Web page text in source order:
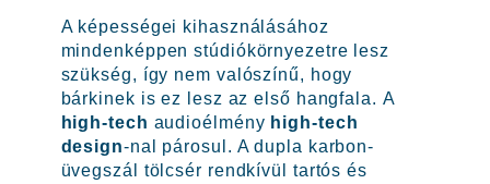
A képességei kihasználásához
mindenképpen stúdiókörnyezetre lesz
szükség, így nem valószínű, hogy
bárkinek is ez lesz az első hangfala. A
high-tech audioélmény high-tech
design-nal párosul. A dupla karbon-
üvegszál tölcsér rendkívül tartós és